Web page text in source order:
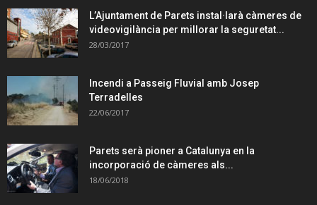
L’Ajuntament de Parets instal·larà càmeres de
videovigilància per millorar la seguretat...
28/03/2017
Incendi a Passeig Fluvial amb Josep
Terradelles
22/06/2017
Parets serà pioner a Catalunya en la
incorporació de càmeres als...
18/06/2018